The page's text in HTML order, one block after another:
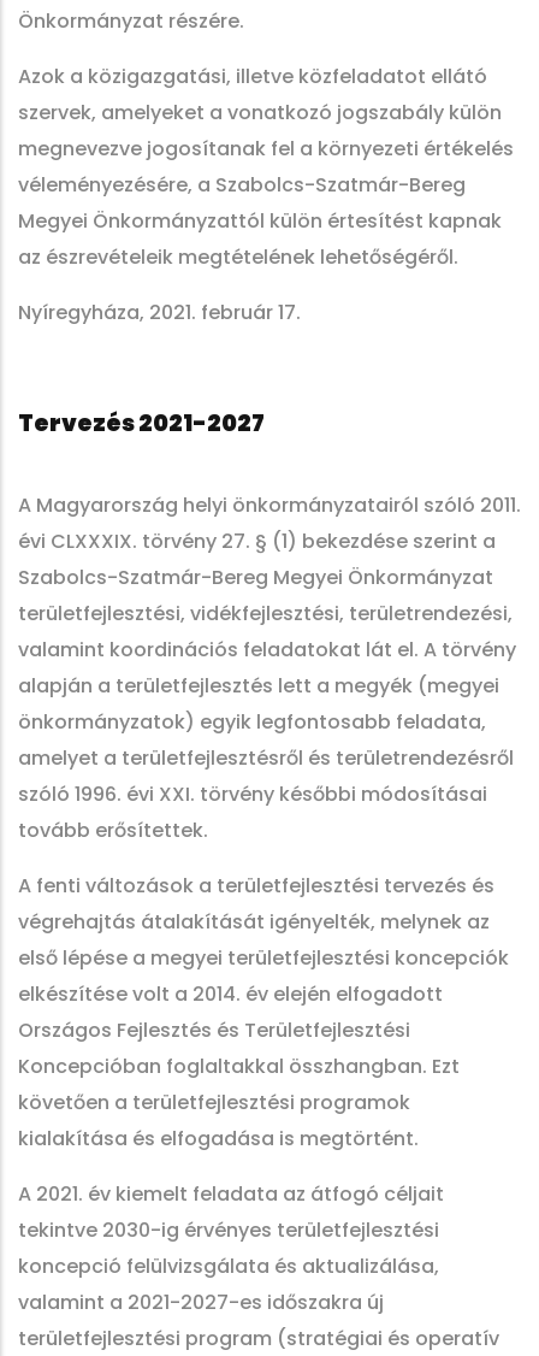
Önkormányzat részére.
Azok a közigazgatási, illetve közfeladatot ellátó
szervek, amelyeket a vonatkozó jogszabály külön
megnevezve jogosítanak fel a környezeti értékelés
véleményezésére, a Szabolcs-Szatmár-Bereg
Megyei Önkormányzattól külön értesítést kapnak
az észrevételeik megtételének lehetőségéről.
Nyíregyháza, 2021. február 17.
Tervezés 2021-2027
A Magyarország helyi önkormányzatairól szóló 2011.
évi CLXXXIX. törvény 27. § (1) bekezdése szerint a
Szabolcs-Szatmár-Bereg Megyei Önkormányzat
területfejlesztési, vidékfejlesztési, területrendezési,
valamint koordinációs feladatokat lát el. A törvény
alapján a területfejlesztés lett a megyék (megyei
önkormányzatok) egyik legfontosabb feladata,
amelyet a területfejlesztésről és területrendezésről
szóló 1996. évi XXI. törvény későbbi módosításai
tovább erősítettek.
A fenti változások a területfejlesztési tervezés és
végrehajtás átalakítását igényelték, melynek az
első lépése a megyei területfejlesztési koncepciók
elkészítése volt a 2014. év elején elfogadott
Országos Fejlesztés és Területfejlesztési
Koncepcióban foglaltakkal összhangban. Ezt
követően a területfejlesztési programok
kialakítása és elfogadása is megtörtént.
A 2021. év kiemelt feladata az átfogó céljait
tekintve 2030-ig érvényes területfejlesztési
koncepció felülvizsgálata és aktualizálása,
valamint a 2021-2027-es időszakra új
területfejlesztési program (stratégiai és operatív